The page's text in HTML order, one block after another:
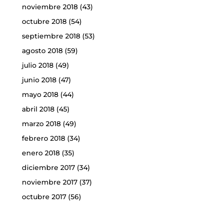
noviembre 2018(43)
octubre 2018(54)
septiembre 2018(53)
agosto 2018(59)
julio 2018(49)
junio 2018(47)
mayo 2018(44)
abril 2018(45)
marzo 2018(49)
febrero 2018(34)
enero 2018(35)
diciembre 2017(34)
noviembre 2017(37)
octubre 2017(56)